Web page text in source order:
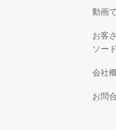
動画
お客
ソード
会社
お問